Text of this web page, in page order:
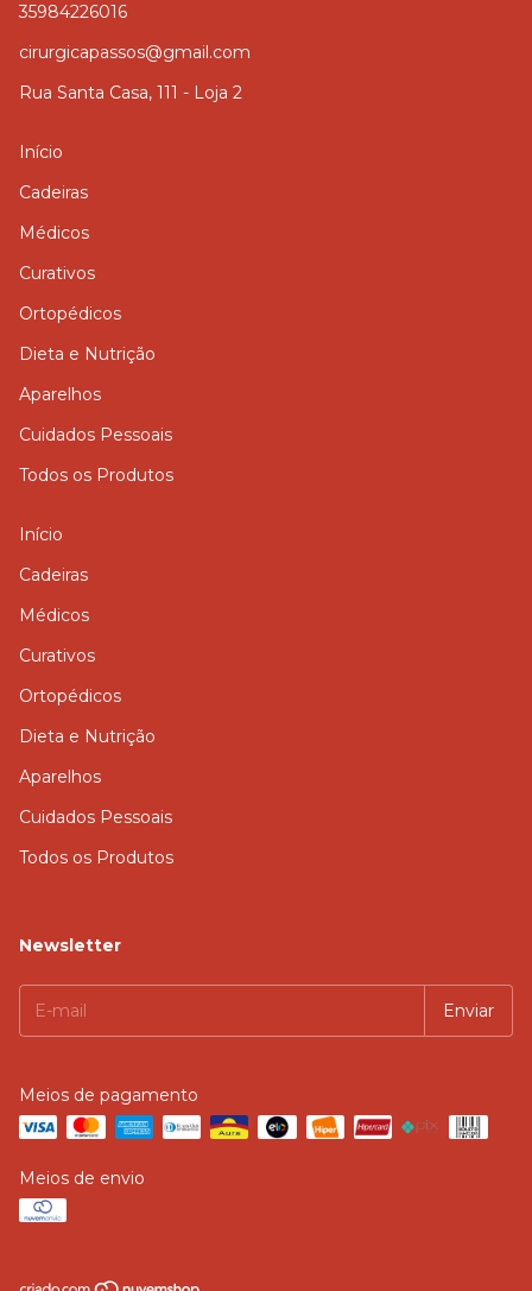
35984226016
cirurgicapassos@gmail.com
Rua Santa Casa, 111 - Loja 2
Início
Cadeiras
Médicos
Curativos
Ortopédicos
Dieta e Nutrição
Aparelhos
Cuidados Pessoais
Todos os Produtos
Início
Cadeiras
Médicos
Curativos
Ortopédicos
Dieta e Nutrição
Aparelhos
Cuidados Pessoais
Todos os Produtos
Newsletter
Meios de pagamento
Meios de envio